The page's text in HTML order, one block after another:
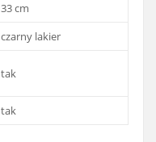
33 cm
czarny lakier
tak
tak